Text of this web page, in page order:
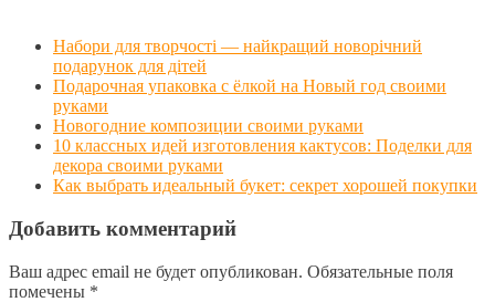
Набори для творчості — найкращий новорічний
подарунок для дітей
Подарочная упаковка с ёлкой на Новый год своими
руками
Новогодние композиции своими руками
10 классных идей изготовления кактусов: Поделки для
декора своими руками
Как выбрать идеальный букет: секрет хорошей покупки
Добавить комментарий
Ваш адрес email не будет опубликован. Обязательные поля
помечены *